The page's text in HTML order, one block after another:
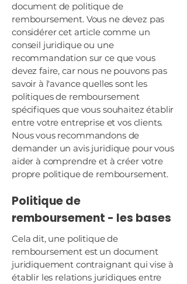
document de politique de
remboursement. Vous ne devez pas
considérer cet article comme un
conseil juridique ou une
recommandation sur ce que vous
devez faire, car nous ne pouvons pas
savoir à l'avance quelles sont les
politiques de remboursement
spécifiques que vous souhaitez établir
entre votre entreprise et vos clients.
Nous vous recommandons de
demander un avis juridique pour vous
aider à comprendre et à créer votre
propre politique de remboursement.
Politique de
remboursement - les bases
Cela dit, une politique de
remboursement est un document
juridiquement contraignant qui vise à
établir les relations juridiques entre